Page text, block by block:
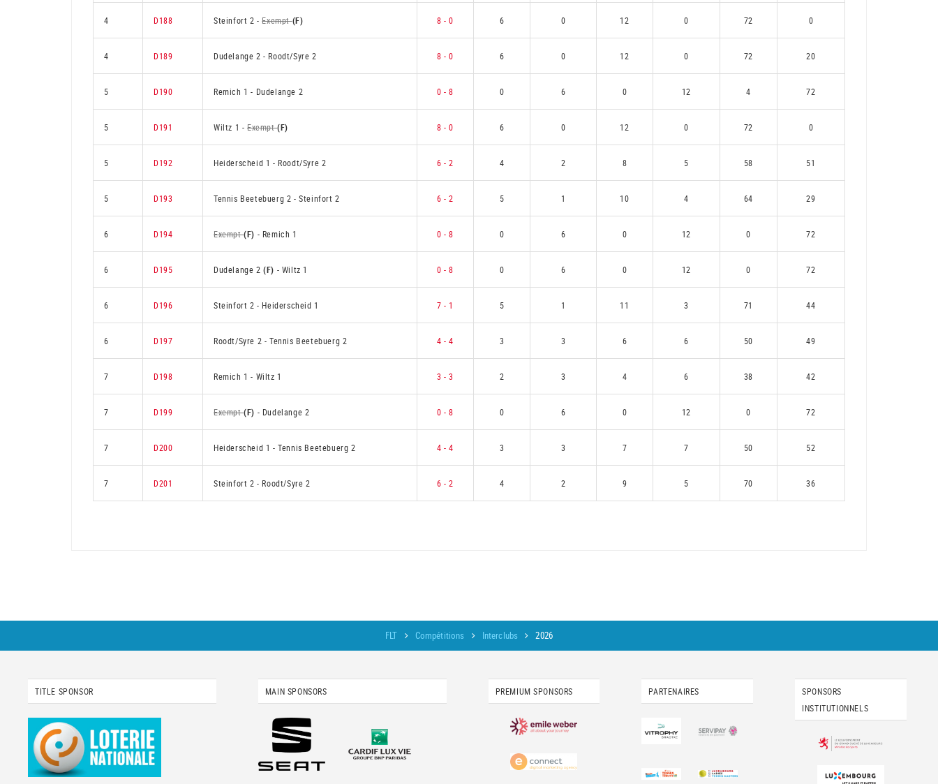
4 D188 Steinfort 2-Exempt(F) 8 - 0 6 0 12 0 72 0
4 D189 Dudelange 2- Roodt/Syre 2 8 - 0 6 0 12 0 72 20
5 D190 Remich 1- Dudelange 2 0 - 8 0 6 0 12 4 72
5 D191 Wiltz 1 -Exempt(F) 8 - 0 6 0 12 0 72 0
5 D192 Heiderscheid 1 - Roodt/Syre 2 6 - 2 4 2 8 5 58 51
5 D193 Tennis Beetebuerg 2 -Steinfort 2 6 - 2 5 1 10 4 64 29
6 D194 Exempt(F) - Remich 1 0 - 8 0 6 0 12 0 72
6 D195 Dudelange 2(F) - Wiltz 1 0 - 8 0 6 0 12 0 72
6 D196 Steinfort 2- Heiderscheid 1 7 - 1 5 1 11 3 71 44
6 D197 Roodt/Syre 2 -Tennis Beetebuerg 2 4 - 4 3 3 6 6 50 49
7 D198 Remich 1- Wiltz 1 3 - 3 2 3 4 6 38 42
7 D199 Exempt(F) - Dudelange 2 0 - 8 0 6 0 12 0 72
7 D200 Heiderscheid 1 -Tennis Beetebuerg 2 4 - 4 3 3 7 7 50 52
7 D201 Steinfort 2- Roodt/Syre 2 6 - 2 4 2 9 5 70 36
FLT Compétitions Interclubs 2026
TITLE SPONSOR MAIN SPONSORS PREMIUM SPONSORS PARTENAIRES
SPONSORS
INSTITUTIONNELS